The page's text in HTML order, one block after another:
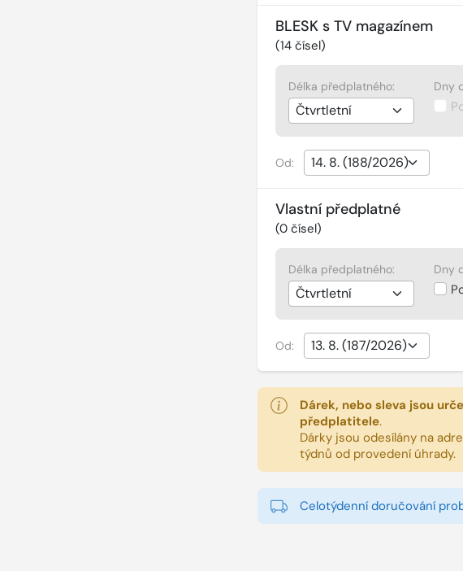
BLESK s TV magazínem
(14čísel)
Délka předplatného: Dny
Od:
Vlastní předplatné
(0čísel)
Délka předplatného: Dny
Od:
Dárek, nebo sleva jsou
předplatitele.
Dárky jsou odesílány na
týdnů od provedení úhrady.
Celotýdenní doručování